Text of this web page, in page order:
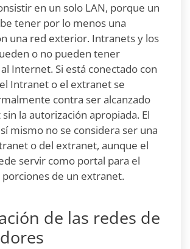
en un solo LAN, porque un
tener por lo menos una
una red exterior. Intranets y los
o no pueden tener
Internet. Si está conectado con
Intranet o el extranet se
contra ser alcanzado
la autorización apropiada. El
mismo no se considera ser una
o del extranet, aunque el
servir como portal para el
porciones de un extranet.
de las redes de